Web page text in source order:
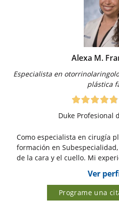
Alexa M.
Especialista en
plástica
Duke Profesional
Como especialista en cirugía
formación en
de la cara y el cuello. Mi
Ver
Programe una